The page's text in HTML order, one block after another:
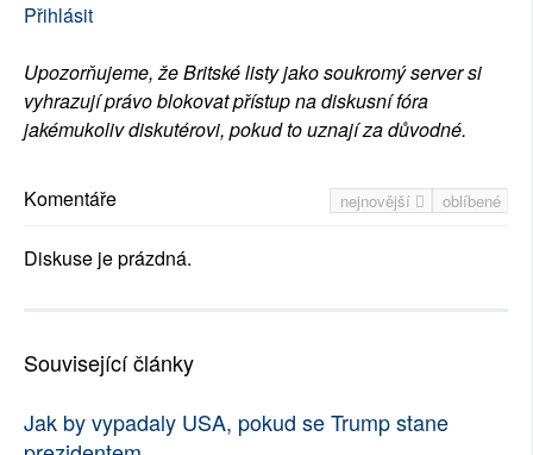
Přihlásit
Upozorňujeme, že Britské listy jako soukromý server si
vyhrazují právo blokovat přístup na diskusní fóra
jakémukoliv diskutérovi, pokud to uznají za důvodné.
nejnovější oblíbené
Komentáře
Diskuse je prázdná.
Související články
Jak by vypadaly USA, pokud se Trump stane